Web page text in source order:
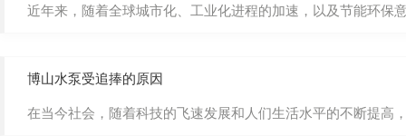
近年来，随着全球城市化、工业化进程的加速，以及节能环保
博山水泵受追捧的原因
在当今社会，随着科技的飞速发展和人们生活水平的不断提高